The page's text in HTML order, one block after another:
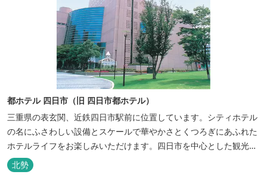
都ホテル 四日市（旧 四日市都ホテル）
三重県の表玄関、近鉄四日市駅前に位置しています。シティホテル
の名にふさわしい設備とスケールで華やかさとくつろぎにあふれた
ホテルライフをお楽しみいただけます。四日市を中心とした観光、
ビジネス、会議やゴルフ場などへの基点として便利にご利用いただ
けます。
北勢